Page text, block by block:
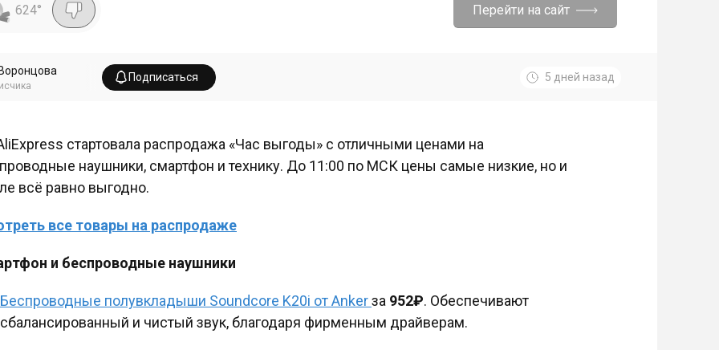
624° Перейти на сайт
Подписаться 5 дней назад
стартовала распродажа «Час выгоды» с отличными ценами на
наушники, смартфон и технику. До 11:00 по МСК цены самые низкие, но и
всё равно выгодно.
все товары на распродаже
и беспроводные наушники
Беспроводные полувкладыши Soundcore K20i от Ankerза 952₽. Обеспечивают
сбалансированный и чистый звук, благодаря фирменным драйверам.